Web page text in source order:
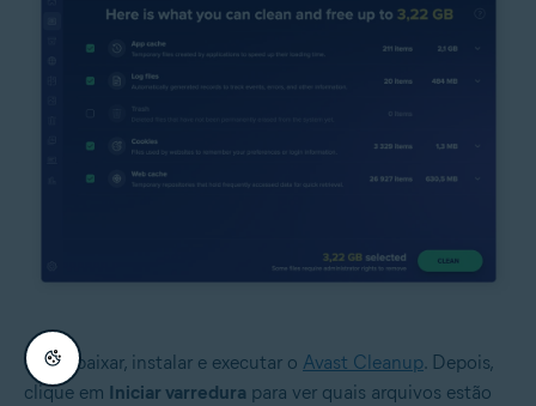
Basta baixar, instalar e executar o Avast Cleanup. Depois,
clique em Iniciar varredura para ver quais arquivos estão